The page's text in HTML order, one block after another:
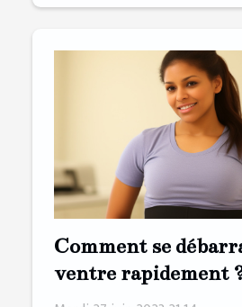
Comment se
ventre rapidement